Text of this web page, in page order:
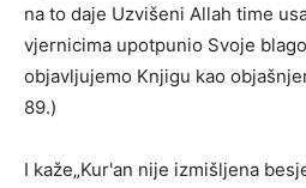
na to daje Uzvišeni Allah time
vjernicima upotpunio Svoje
objavljujemo Knjigu kao
89.)
I kaže„Kur'an nije izmišljena